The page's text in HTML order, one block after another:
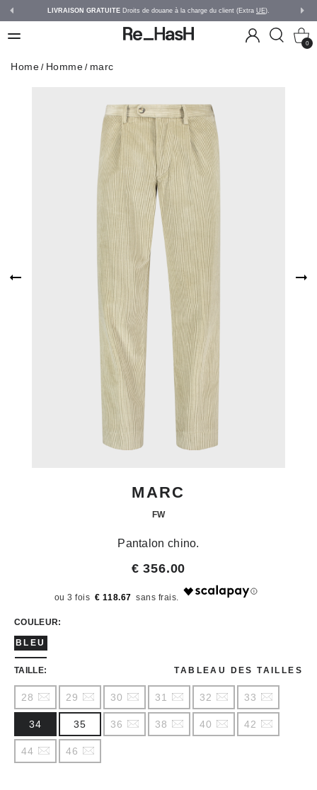
LIVRAISON GRATUITE Droits de douane à la charge du client (Extra UE).
0
Home Homme marc
MARC
FW
Pantalon chino.
€ 356.00
€ 118.67
COULEUR:
BLEU
TAILLE: TABLEAU DES TAILLES
28 29 30 31 32 33
34 35 36 38 40 42
44 46